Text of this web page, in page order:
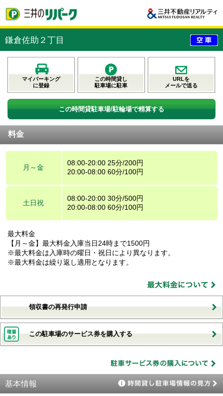
鎌倉佐助２丁目
マイパーキング
に登録
この時間貸し
駐車場に駐車
URLを
メールで送る
この時間貸駐車場/駐輪場で精算する
料金
月～金
08:00-20:00 25分/200円
20:00-08:00 60分/100円
土日祝
08:00-20:00 30分/500円
20:00-08:00 60分/100円
最大料金
【月～金】最大料金入庫当日24時まで1500円
※最大料金は入庫時の曜日・祝日により異なります。
※最大料金は繰り返し適用となります。
領収書の再発行申請
この駐車場のサービス券を購入する
基本情報